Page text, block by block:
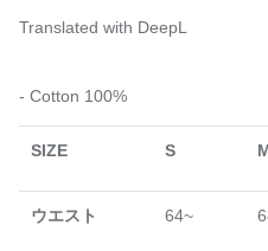
Translated with DeepL
- Cotton 100%
SIZE S
ウエスト 64~